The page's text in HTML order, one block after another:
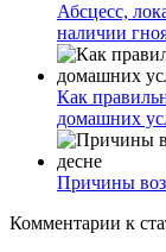
Абсцесс,
наличии
Как
домашних
Причины
Комментарии к